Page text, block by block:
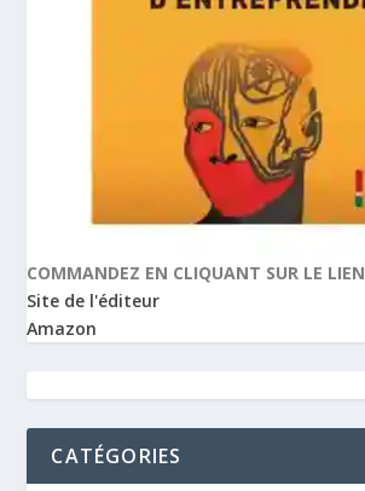
COMMANDEZ EN CLIQUANT SUR LE LIEN
Site de l'éditeur
Amazon
CATÉGORIES